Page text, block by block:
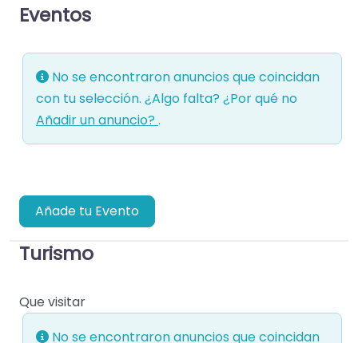
Eventos
No se encontraron anuncios que coincidan
con tu selección. ¿Algo falta? ¿Por qué no
Añadir un anuncio? .
Añade tu Evento
Turismo
Que visitar
No se encontraron anuncios que coincidan